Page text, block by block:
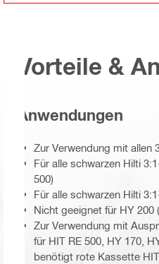
Vorteile &
Anwendungen
Zur Verwendung mit allen
Für alle schwarzen Hilti
500)
Für alle schwarzen Hilti
Nicht geeignet für HY 200
Zur Verwendung mit
für HIT RE 500, HY 170,
benötigt rote Kassette